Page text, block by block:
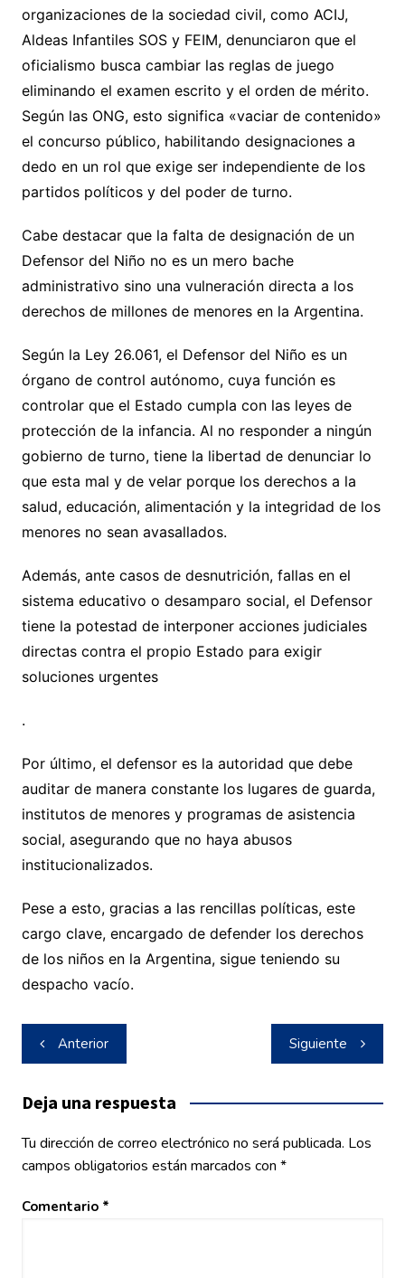
organizaciones de la sociedad civil, como ACIJ,
Aldeas Infantiles SOS y FEIM, denunciaron que el
oficialismo busca cambiar las reglas de juego
eliminando el examen escrito y el orden de mérito.
Según las ONG, esto significa «vaciar de contenido»
el concurso público, habilitando designaciones a
dedo en un rol que exige ser independiente de los
partidos políticos y del poder de turno.
Cabe destacar que la falta de designación de un
Defensor del Niño no es un mero bache
administrativo sino una vulneración directa a los
derechos de millones de menores en la Argentina.
Según la Ley 26.061, el Defensor del Niño es un
órgano de control autónomo, cuya función es
controlar que el Estado cumpla con las leyes de
protección de la infancia. Al no responder a ningún
gobierno de turno, tiene la libertad de denunciar lo
que esta mal y de velar porque los derechos a la
salud, educación, alimentación y la integridad de los
menores no sean avasallados.
Además, ante casos de desnutrición, fallas en el
sistema educativo o desamparo social, el Defensor
tiene la potestad de interponer acciones judiciales
directas contra el propio Estado para exigir
soluciones urgentes
.
Por último, el defensor es la autoridad que debe
auditar de manera constante los lugares de guarda,
institutos de menores y programas de asistencia
social, asegurando que no haya abusos
institucionalizados.
Pese a esto, gracias a las rencillas políticas, este
cargo clave, encargado de defender los derechos
de los niños en la Argentina, sigue teniendo su
despacho vacío.
Navegación
de
entradas
Anterior Siguiente
Deja una respuesta
Tu dirección de correo electrónico no será publicada. Los
campos obligatorios están marcados con *
Comentario *